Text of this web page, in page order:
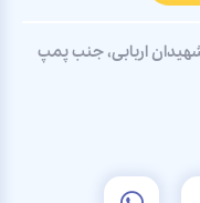
اربابی، جنب پمپ